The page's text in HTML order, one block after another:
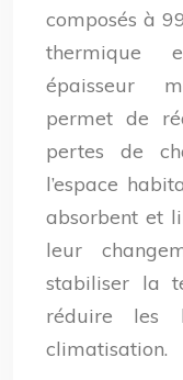
composés à
thermique
épaisseur
permet de
pertes de
l’espace
absorbent et
leur
stabiliser la
réduire les
climatisation.